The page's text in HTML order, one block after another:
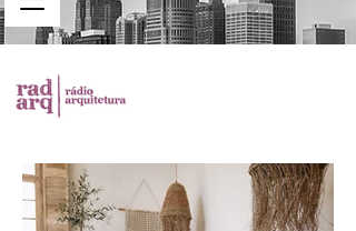
Busca no portal